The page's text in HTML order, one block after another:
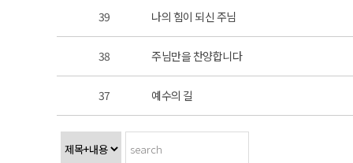
39 나의 힘이 되신 주님
38 주님만을 찬양합니다
37 예수의 길